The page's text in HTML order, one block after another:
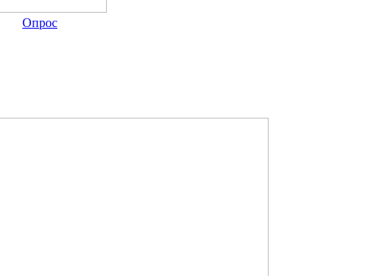
Опрос